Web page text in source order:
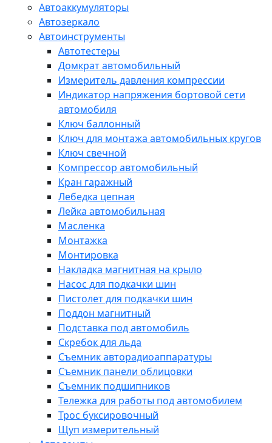
Автоаккумуляторы
Автозеркало
Автоинструменты
Автотестеры
Домкрат автомобильный
Измеритель давления компрессии
Индикатор напряжения бортовой сети
автомобиля
Ключ баллонный
Ключ для монтажа автомобильных кругов
Ключ свечной
Компрессор автомобильный
Кран гаражный
Лебедка цепная
Лейка автомобильная
Масленка
Монтажка
Монтировка
Накладка магнитная на крыло
Насос для подкачки шин
Пистолет для подкачки шин
Поддон магнитный
Подставка под автомобиль
Скребок для льда
Съемник авторадиоаппаратуры
Съемник панели облицовки
Съемник подшипников
Тележка для работы под автомобилем
Трос буксировочный
Щуп измерительный